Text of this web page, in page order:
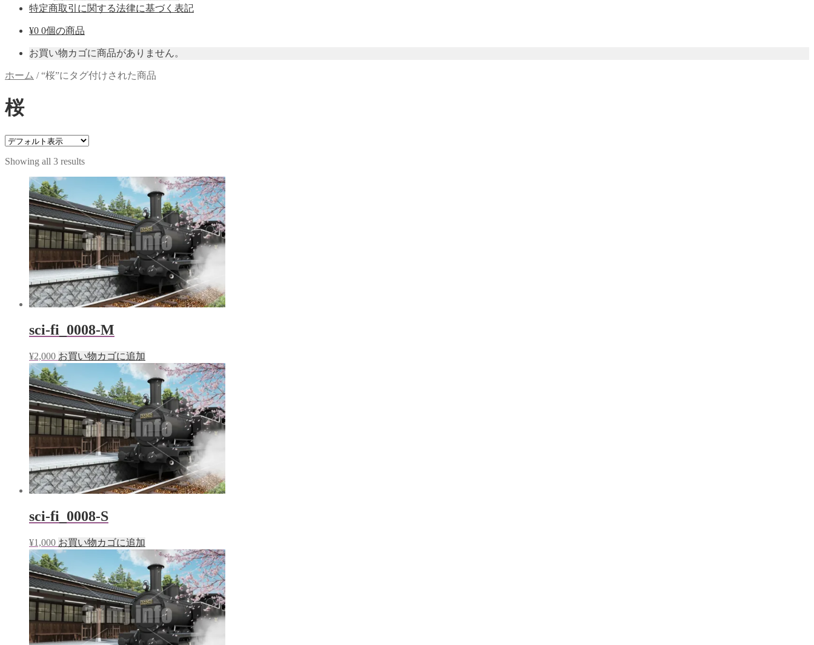
特定商取引に関する法律に基づく表記
¥0 0個の商品
お買い物カゴに商品がありません。
ホーム /“桜”にタグ付けされた商品
桜
Showing all 3 results
sci-fi_0008-M
¥2,000 お買い物カゴに追加
sci-fi_0008-S
¥1,000 お買い物カゴに追加